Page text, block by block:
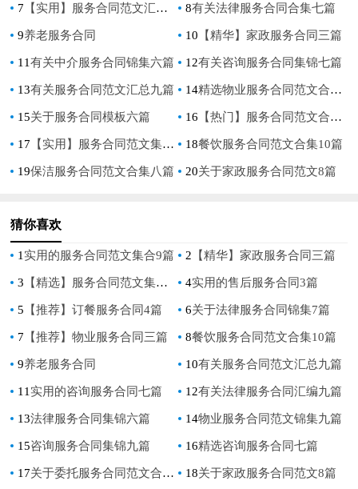
7 【实用】服务合同范文汇编八篇 8有关法律服务合同合集七篇
9养老服务合同 10 【精华】家政服务合同三篇
11有关中介服务合同锦集六篇 12有关咨询服务合同集锦七篇
13有关服务合同范文汇总九篇 14精选物业服务合同范文合集五篇
15关于服务合同模板六篇 16 【热门】服务合同范文合集六篇
17 【实用】服务合同范文集锦九篇 18餐饮服务合同范文合集10篇
19保洁服务合同范文合集八篇 20关于家政服务合同范文8篇
猜你喜欢
1 实用的服务合同范文集合9篇 2 【精华】家政服务合同三篇
3 【精选】服务合同范文集合八篇 4实用的售后服务合同3篇
5 【推荐】订餐服务合同4篇 6关于法律服务合同锦集7篇
7 【推荐】物业服务合同三篇 8餐饮服务合同范文合集10篇
9养老服务合同 10有关服务合同范文汇总九篇
11 实用的咨询服务合同七篇 12有关法律服务合同汇编九篇
13法律服务合同集锦六篇 14物业服务合同范文锦集九篇
15咨询服务合同集锦九篇 16精选咨询服务合同七篇
17关于委托服务合同范文合集7篇 18关于家政服务合同范文8篇